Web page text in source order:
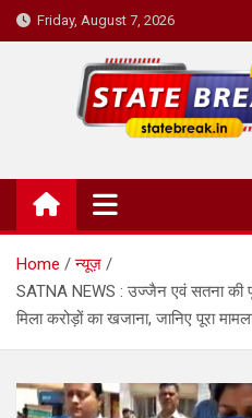
Skip
to
Friday, August 7, 2026
State Break
Home
न्यूज़
SATNA NEWS : उज्जैन एवं सतना की
मिला करोड़ों का खजाना, जानिए पूरा